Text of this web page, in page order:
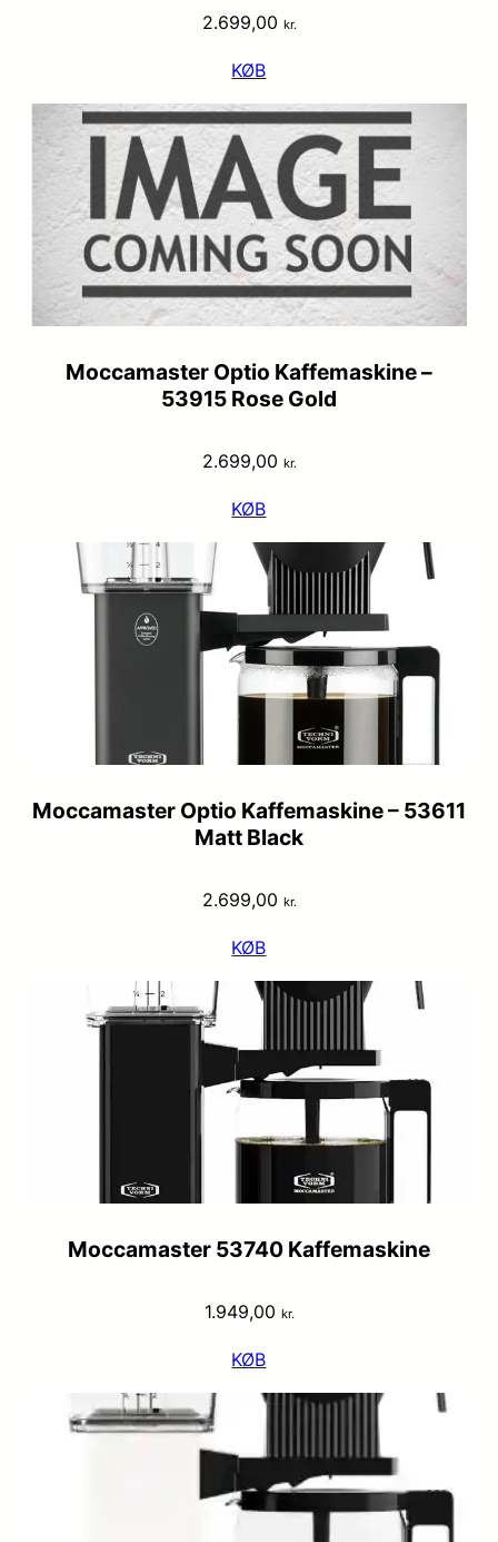
2.699,00 kr.
KØB
Moccamaster Optio Kaffemaskine –
53915 Rose Gold
2.699,00 kr.
KØB
Moccamaster Optio Kaffemaskine – 53611
Matt Black
2.699,00 kr.
KØB
Moccamaster 53740 Kaffemaskine
1.949,00 kr.
KØB